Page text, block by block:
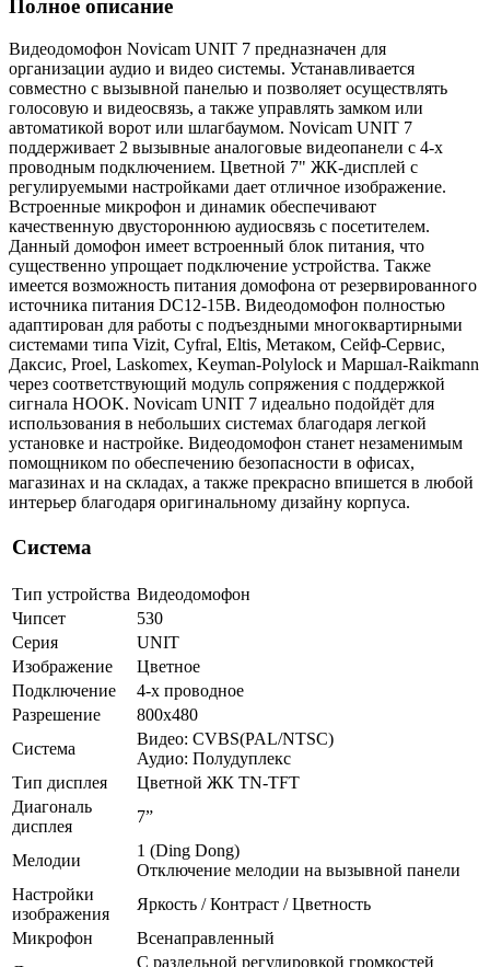
Полное описание
Видеодомофон Novicam UNIT 7 предназначен для
организации аудио и видео системы. Устанавливается
совместно с вызывной панелью и позволяет осуществлять
голосовую и видеосвязь, а также управлять замком или
автоматикой ворот или шлагбаумом. Novicam UNIT 7
поддерживает 2 вызывные аналоговые видеопанели с 4-х
проводным подключением. Цветной 7" ЖК-дисплей с
регулируемыми настройками дает отличное изображение.
Встроенные микрофон и динамик обеспечивают
качественную двустороннюю аудиосвязь с посетителем.
Данный домофон имеет встроенный блок питания, что
существенно упрощает подключение устройства. Также
имеется возможность питания домофона от резервированного
источника питания DC12-15В. Видеодомофон полностью
адаптирован для работы с подъездными многоквартирными
системами типа Vizit, Cyfral, Eltis, Метаком, Сейф-Сервис,
Даксис, Proel, Laskomex, Keyman-Polylock и Маршал-Raikmann
через соответствующий модуль сопряжения с поддержкой
сигнала HOOK. Novicam UNIT 7 идеально подойдёт для
использования в небольших системах благодаря легкой
установке и настройке. Видеодомофон станет незаменимым
помощником по обеспечению безопасности в офисах,
магазинах и на складах, а также прекрасно впишется в любой
интерьер благодаря оригинальному дизайну корпуса.
Система
Тип устройства Видеодомофон
Чипсет
530
Серия
UNIT
Изображение
Цветное
Подключение
4-х проводное
Разрешение
800x480
Система
Видео: CVBS(PAL/NTSC)
Аудио: Полудуплекс
Тип дисплея
Цветной ЖК TN-TFT
Диагональ
дисплея
7”
Мелодии
1 (Ding Dong)
Отключение мелодии на вызывной панели
Настройки
изображения
Яркость / Контраст / Цветность
Микрофон
Всенаправленный
С раздельной регулировкой громкостей